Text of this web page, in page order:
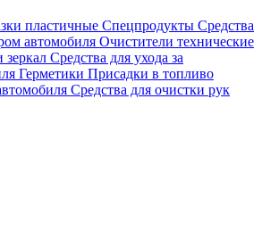
пластичные Спецпродукты Средства
автомобиля Очистители технические
зеркал Средства для ухода за
Герметики Присадки в топливо
Средства для очистки рук